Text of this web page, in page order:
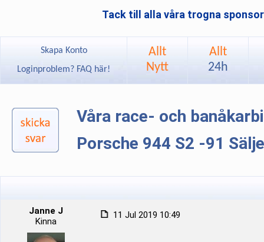
Tack till alla våra trogna
Skapa Konto
Loginproblem? FAQ här!
Allt
Nytt
Allt
24h
Våra race- och
Porsche 944 S2 -91
Janne J
Kinna
11 Jul 2019 10:49